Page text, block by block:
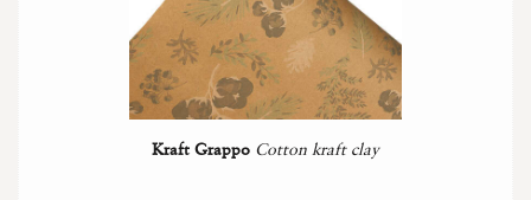
Kraft Grappo Cotton kraft clay